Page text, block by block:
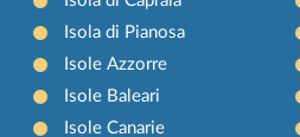
Isola di Pianosa
Isole Azzorre
Isole Baleari
Isole Canarie